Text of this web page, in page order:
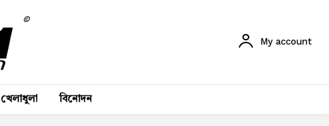
©
My account
খেলাধুলা বিনোদন